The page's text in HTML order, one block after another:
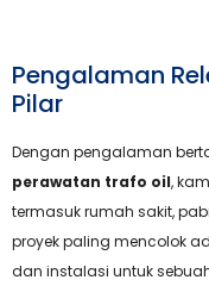
Pengalaman
Pilar
Dengan pengalaman
perawatan trafo oil,
termasuk rumah sakit,
proyek paling mencolok
dan instalasi untuk